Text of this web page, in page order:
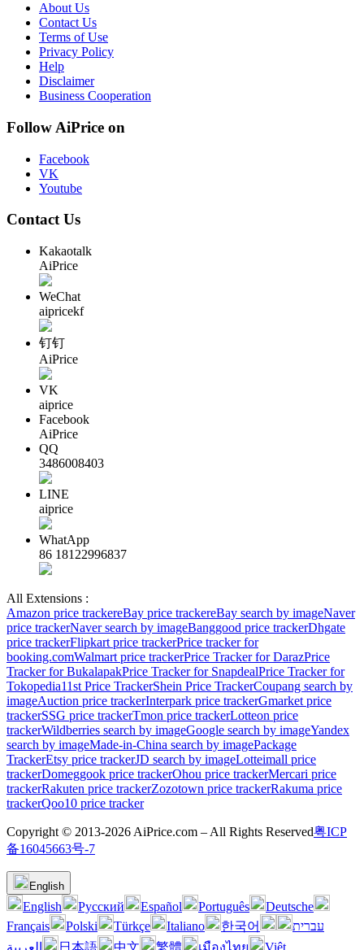
About Us
Contact Us
Terms of Use
Privacy Policy
Help
Disclaimer
Business Cooperation
Follow AiPrice on
Facebook
VK
Youtube
Contact Us
Kakaotalk
AiPrice
WeChat
aipricekf
钉钉
AiPrice
VK
aiprice
Facebook
AiPrice
QQ
3486008403
LINE
aiprice
WhatApp
86 18122996837
All Extensions :
Amazon price trackereBay price trackereBay search by imageNaver
price trackerNaver search by imageBanggood price trackerDhgate
price trackerFlipkart price trackerPrice tracker for
booking.comWalmart price trackerPrice Tracker for DarazPrice
Tracker for BukalapakPrice Tracker for SnapdealPrice Tracker for
Tokopedia11st Price TrackerShein Price TrackerCoupang search by
imageAuction price trackerInterpark price trackerGmarket price
trackerSSG price trackerTmon price trackerLotteon price
trackerWildberries search by imageGoogle search by imageYandex
search by imageMade-in-China search by imagePackage
TrackerEtsy price trackerJD search by imageLotteimall price
trackerDomeggook price trackerOhou price trackerMercari price
trackerRakuten price trackerZozotown price trackerRakuma price
trackerQoo10 price tracker
Copyright © 2013-2026 AiPrice.com – All Rights Reserved粤ICP
备16045663号-7
English
English Pусский Español Português
Deutsche
Français
Polski Türkçe Italiano 한국어
עברית